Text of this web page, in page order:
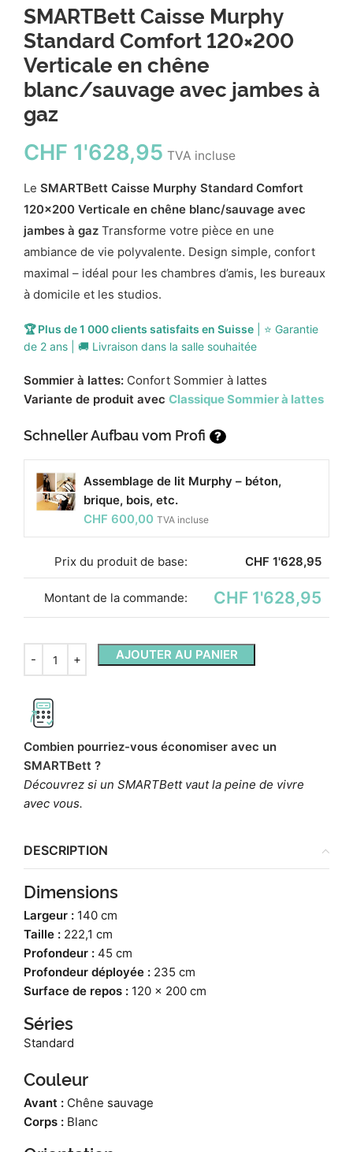
SMARTBett Caisse Murphy
Standard Comfort 120×200
Verticale en chêne
blanc/sauvage avec jambes à
gaz
CHF 1'628,95 TVA incluse
Le SMARTBett Caisse Murphy Standard Comfort
120x200 Verticale en chêne blanc/sauvage avec
jambes à gaz Transforme votre pièce en une
ambiance de vie polyvalente. Design simple, confort
maximal – idéal pour les chambres d’amis, les bureaux
à domicile et les studios.
🏆 Plus de 1 000 clients satisfaits en Suisse | ⭐ Garantie
de 2 ans | 🚚 Livraison dans la salle souhaitée
Sommier à lattes: Confort Sommier à lattes
Variante de produit avec Classique Sommier à lattes
Schneller Aufbau vom Profi ?
Assemblage de lit Murphy – béton,
brique, bois, etc.
CHF 600,00 TVA incluse
Prix ​​du produit de base: CHF 1'628,95
Montant de la commande: CHF 1'628,95
AJOUTER AU PANIER
Combien pourriez-vous économiser avec un
SMARTBett ?
Découvrez si un SMARTBett vaut la peine de vivre
avec vous.
DESCRIPTION
Dimensions
Largeur : 140 cm
Taille : 222,1 cm
Profondeur : 45 cm
Profondeur déployée : 235 cm
Surface de repos : 120 x 200 cm
Séries
Standard
Couleur
Avant : Chêne sauvage
Corps : Blanc